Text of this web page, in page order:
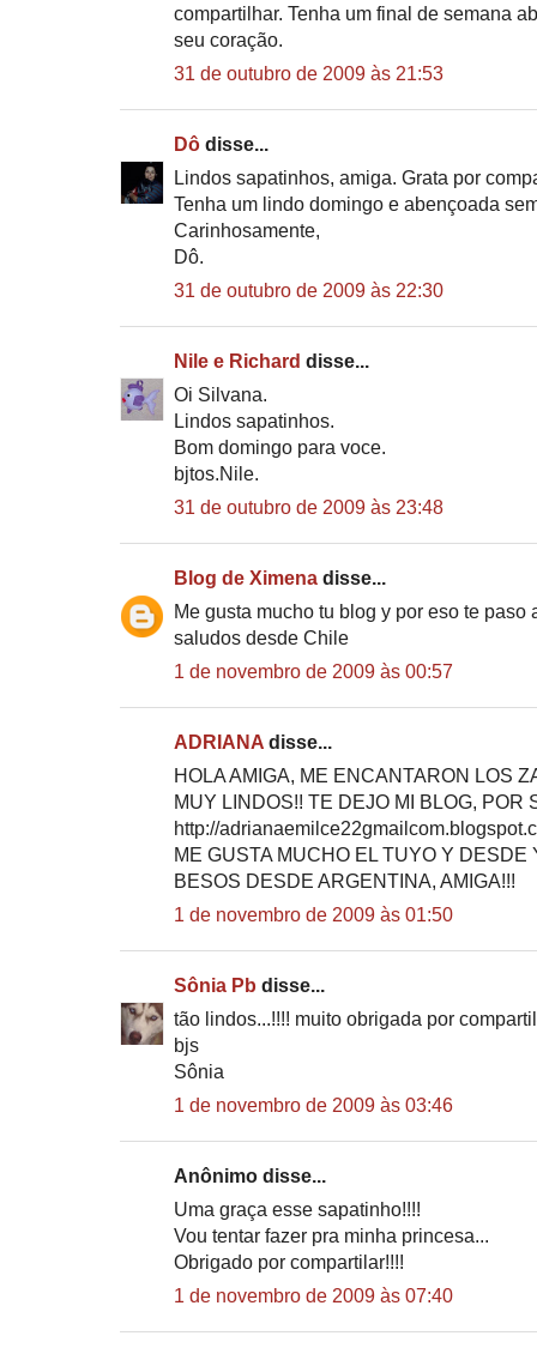
compartilhar. Tenha um final de semana
seu coração.
31 de outubro de 2009 às 21:53
Dô disse...
Lindos sapatinhos, amiga. Grata por
Tenha um lindo domingo e abençoada
Carinhosamente,
Dô.
31 de outubro de 2009 às 22:30
Nile e Richard disse...
Oi Silvana.
Lindos sapatinhos.
Bom domingo para voce.
bjtos.Nile.
31 de outubro de 2009 às 23:48
Blog de Ximena disse...
Me gusta mucho tu blog y por eso te
saludos desde Chile
1 de novembro de 2009 às 00:57
ADRIANA disse...
HOLA AMIGA, ME ENCANTARON LOS
MUY LINDOS!! TE DEJO MI BLOG, POR
http://
ME GUSTA MUCHO EL TUYO Y DESDE
BESOS DESDE ARGENTINA, AMIGA!!!
1 de novembro de 2009 às 01:50
Sônia Pb disse...
tão lindos...!!!! muito obrigada por
bjs
Sônia
1 de novembro de 2009 às 03:46
Anônimo disse...
Uma graça esse sapatinho!!!!
Vou tentar fazer pra minha princesa...
Obrigado por compartilar!!!!
1 de novembro de 2009 às 07:40